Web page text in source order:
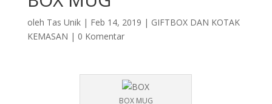
oleh Tas Unik| Feb 14, 2019 | GIFTBOX DAN KOTAK
KEMASAN | 0 Komentar
BOX MUG